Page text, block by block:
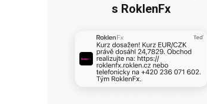
s RoklenFx